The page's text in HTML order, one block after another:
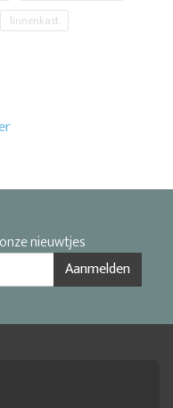
linnenkast
nieuwtjes
Aanmelden